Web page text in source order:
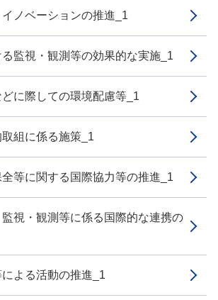
ノベーションの推進_1
監視・観測等の効果的な実施_1
に際しての環境配慮等_1
組に係る施策_1
等に関する国際協力等の推進_1
視・観測等に係る国際的な連携の
よる活動の推進_1